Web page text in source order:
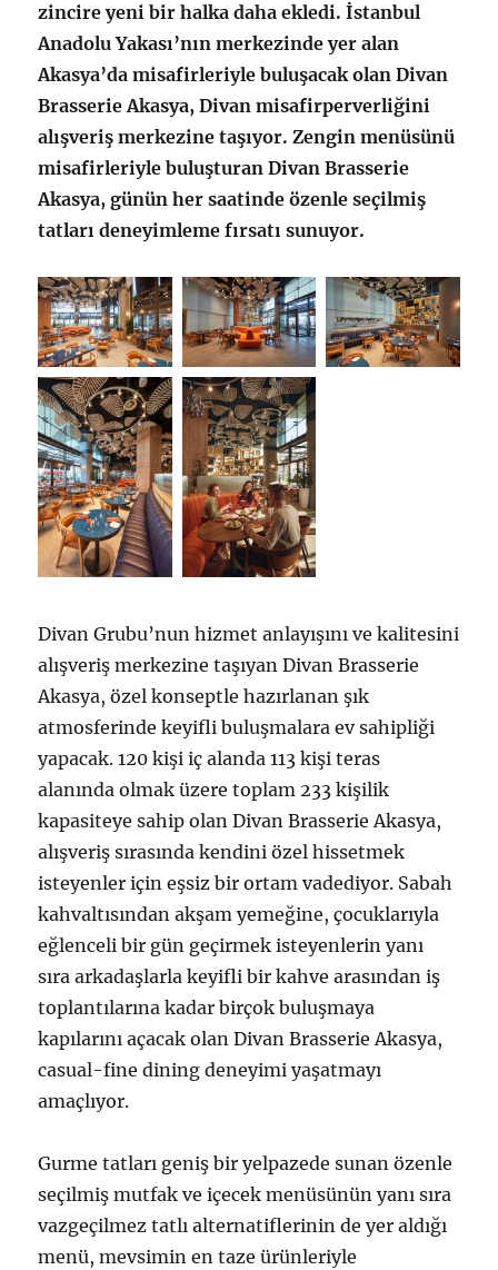
zincire yeni bir halka daha ekledi. İstanbul
Anadolu Yakası’nın merkezinde yer alan
Akasya’da misafirleriyle buluşacak olan Divan
Brasserie Akasya, Divan misafirperverliğini
alışveriş merkezine taşıyor. Zengin menüsünü
misafirleriyle buluşturan Divan Brasserie
Akasya, günün her saatinde özenle seçilmiş
tatları deneyimleme fırsatı sunuyor.
Divan Grubu’nun hizmet anlayışını ve kalitesini
alışveriş merkezine taşıyan Divan Brasserie
Akasya, özel konseptle hazırlanan şık
atmosferinde keyifli buluşmalara ev sahipliği
yapacak. 120 kişi iç alanda 113 kişi teras
alanında olmak üzere toplam 233 kişilik
kapasiteye sahip olan Divan Brasserie Akasya,
alışveriş sırasında kendini özel hissetmek
isteyenler için eşsiz bir ortam vadediyor. Sabah
kahvaltısından akşam yemeğine, çocuklarıyla
eğlenceli bir gün geçirmek isteyenlerin yanı
sıra arkadaşlarla keyifli bir kahve arasından iş
toplantılarına kadar birçok buluşmaya
kapılarını açacak olan Divan Brasserie Akasya,
casual-fine dining deneyimi yaşatmayı
amaçlıyor.
Gurme tatları geniş bir yelpazede sunan özenle
seçilmiş mutfak ve içecek menüsünün yanı sıra
vazgeçilmez tatlı alternatiflerinin de yer aldığı
menü, mevsimin en taze ürünleriyle